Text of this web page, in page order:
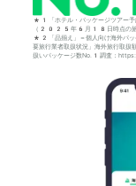
*1「ホテル・パッケージツアー予
（2025年6月18日時点の旅行
*2「品揃え」＝個人向け海外
要旅行業者取扱状況」海外旅行取
扱いパッケージ数No.1調査